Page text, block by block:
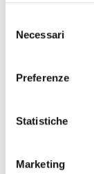
delNecessari
Preferenze
Statistiche
Marketing